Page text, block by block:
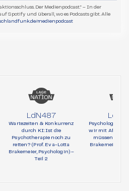
Der Medienpodcast.” – In der
Spotify und überall, wo es Podcasts gibt. Alle
medienpodcast
LdN487
Wartezeiten & Konkurrenz
durch KI: Ist die
Psychotherapie noch zu
retten? (Prof. Eva-Lotta
Brakemeier, Psychologin) –
Teil 2
Psychologie
wir mit AfD-
müssen (Prof.
Brakemeier,